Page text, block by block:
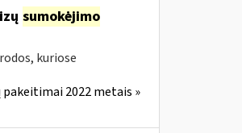
sumokėjimo
kuriose
2022 metais »